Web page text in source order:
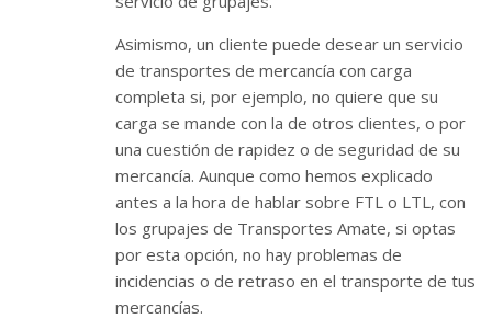
Asimismo, un cliente puede desear un servicio
de transportes de mercancía con carga
completa si, por ejemplo, no quiere que su
carga se mande con la de otros clientes, o por
una cuestión de rapidez o de seguridad de su
mercancía. Aunque como hemos explicado
antes a la hora de hablar sobre FTL o LTL, con
los grupajes de Transportes Amate, si optas
por esta opción, no hay problemas de
incidencias o de retraso en el transporte de tus
mercancías.